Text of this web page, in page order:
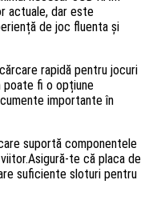
actuale, dar este
de joc fluenta și
rapidă pentru jocuri
poate fi o opțiune
importante în
suportă componentele
te că placa de
suficiente sloturi pentru